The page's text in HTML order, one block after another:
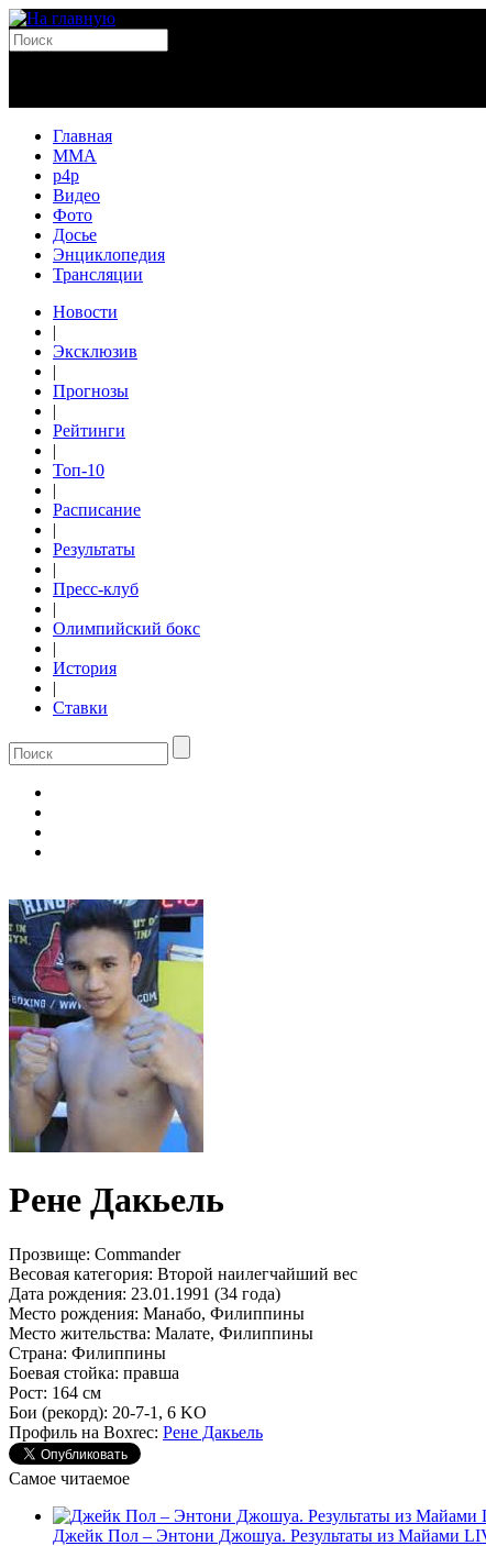
Главная
MMA
p4p
Видео
Фото
Досье
Энциклопедия
Трансляции
Новости
|
Эксклюзив
|
Прогнозы
|
Рейтинги
|
Топ-10
|
Расписание
|
Результаты
|
Пресс-клуб
|
Олимпийский бокс
|
История
|
Ставки
Рене Дакьель
Прозвище: Commander
Весовая категория: Второй наилегчайший вес
Дата рождения: 23.01.1991 (34 года)
Место рождения: Манабо, Филиппины
Место жительства: Малате, Филиппины
Страна: Филиппины
Боевая стойка: правша
Рост: 164 см
Бои (рекорд): 20-7-1, 6 KO
Профиль на Boxrec: Рене Дакьель
Самое читаемое
Джейк Пол – Энтони Джошуа. Результаты из Майами